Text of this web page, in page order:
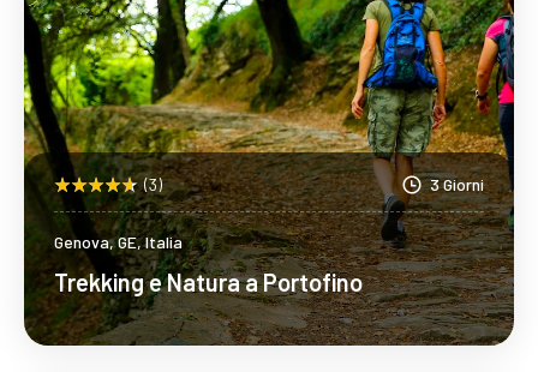
(3) 3 Giorni
Genova, GE, Italia
Trekking e Natura a Portofino